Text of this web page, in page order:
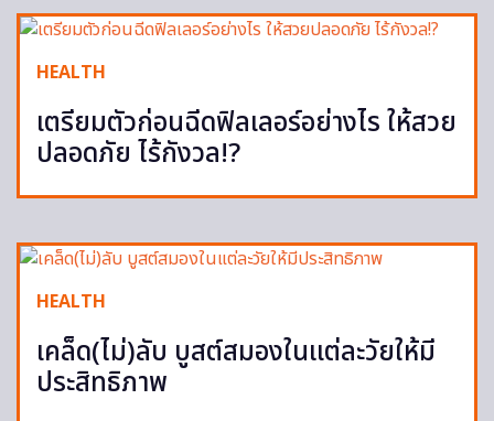
HEALTH
เตรียมตัวก่อนฉีดฟิลเลอร์อย่างไร ให้สวย
ปลอดภัย ไร้กังวล!?
HEALTH
เคล็ด(ไม่)ลับ บูสต์สมองในแต่ละวัยให้มี
ประสิทธิภาพ